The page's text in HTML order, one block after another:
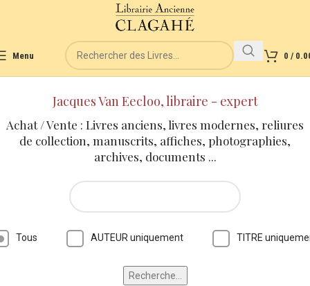
Menu 0 /
Jacques Van Eecloo, libraire - expert
Achat / Vente : Livres anciens, livres modernes, reliures
de collection, manuscrits, affiches, photographies,
archives, documents ...
Tous AUTEUR uniquement TITRE